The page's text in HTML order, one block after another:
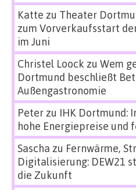
Katte zu Theater
zum Vorverkaufsstart
im Juni
Christel Loock zu Wem
Dortmund beschließt
Außengastronomie
Peterzu IHK Dortmund:
hohe Energiepreise und
Sascha zu Fernwärme,
Digitalisierung: DEW21
die Zukunft